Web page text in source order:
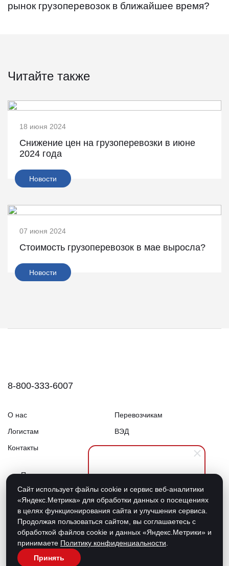
Владислав Варганов
Здравствуйте. готов помочь
вам с организацией
грузоперевозок, рассчитать
стоимость или ответить на
любые вопросы.
рынок грузоперевозок в ближайшее время?
Читайте также
18 июня 2024
Снижение цен на грузоперевозки в июне
2024 года
Новости
07 июня 2024
Стоимость грузоперевозок в мае выросла?
Новости
О нас Перевозчикам
Логистам ВЭД
Контакты Документы
Получить презентацию
Отследить груз
Кабинет
8-800-333-6007
Политика конфиденциальности
Согласие на обработку персональных данных
Сделано в Bustlers
Сайт использует файлы cookie и сервис веб-аналитики
«Яндекс.Метрика» для обработки данных о посещениях
в целях функционирования сайта и улучшения сервиса.
Продолжая пользоваться сайтом, вы соглашаетесь с
обработкой файлов cookie и данных «Яндекс.Метрики» и
принимаете Политику конфиденциальности
Принять